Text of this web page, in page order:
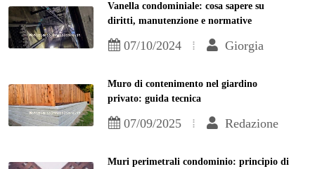
Vanella condominiale: cosa sapere su
diritti, manutenzione e normative
07/10/2024 Giorgia
Muro di contenimento nel giardino
privato: guida tecnica
07/09/2025 Redazione
Muri perimetrali condominio: principio di